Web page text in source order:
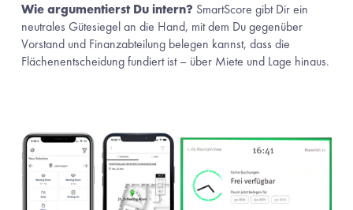
Wie argumentierst Du intern? SmartScore gibt Dir ein
neutrales Gütesiegel an die Hand, mit dem Du gegenüber
Vorstand und Finanzabteilung belegen kannst, dass die
Flächenentscheidung fundiert ist – über Miete und Lage hinaus.